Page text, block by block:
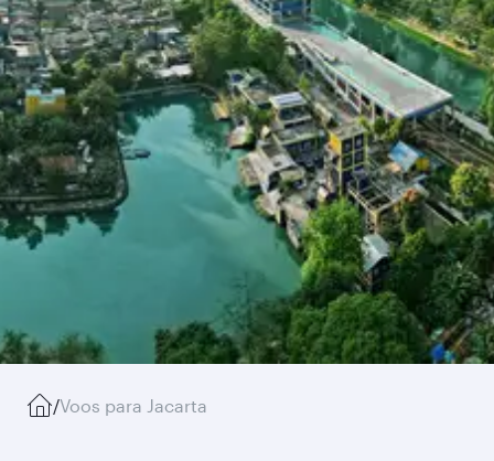
/Voos para Jacarta